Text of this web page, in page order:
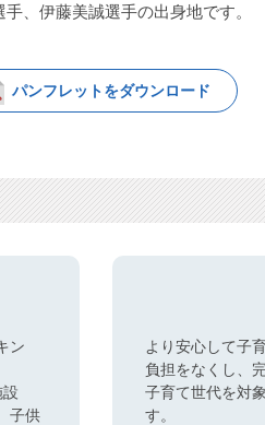
手、伊藤美誠選手の出身地です。
パンフレットをダウンロード
ン
子供
より安心して子
負担をなくし、
子育て世代を対
す。